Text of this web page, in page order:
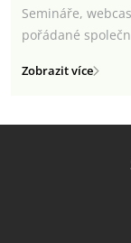
Semináře,
pořádané
Zobrazit více